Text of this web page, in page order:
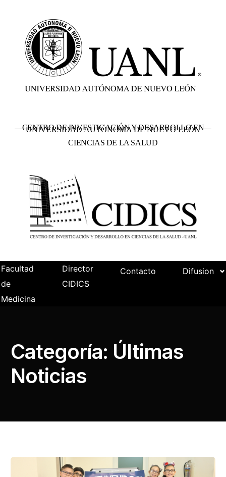
UNIVERSIDAD AUTÓNOMA DE NUEVO LEÓN
CENTRO DE INVESTIGACIÓN Y DESARROLLO EN
CIENCIAS DE LA SALUD
Facultad
de
Medicina
Director
CIDICS
Contacto Difusion
Categoría: Últimas
Noticias